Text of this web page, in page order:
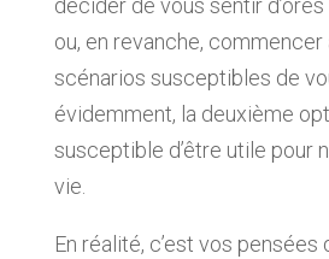
décider de vous sentir
ou, en revanche,
scénarios susceptibles de
évidemment, la deuxième
susceptible d’être utile pour
vie.
En réalité, c’est vos